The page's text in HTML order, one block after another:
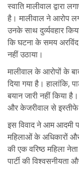
स्वाति मालीवाल द्वारा
है। मालीवाल ने आरोप
उनके साथ दुर्व्यवहार
कि घटना के समय
नहीं उठाया।
मालीवाल के आरोपों के
दिया गया है। हालांकि,
बयान जारी नहीं किया
और केजरीवाल से इस्तीफे
इस विवाद ने आम आदमी
महिलाओं के अधिकारों और
की एक वरिष्ठ महिला
पार्टी की विश्वसनीयता